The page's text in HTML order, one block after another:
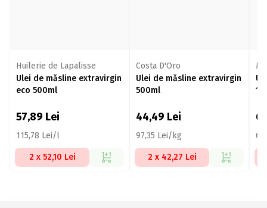
Huilerie de Lapalisse
Ulei de măsline extravirgin
eco 500ml
57,89 Lei
115,78 Lei/l
2 x 52,10 Lei
Costa D'Oro
Ulei de măsline extravirgin
500ml
44,49 Lei
97,35 Lei/kg
2 x 42,27 Lei
1l